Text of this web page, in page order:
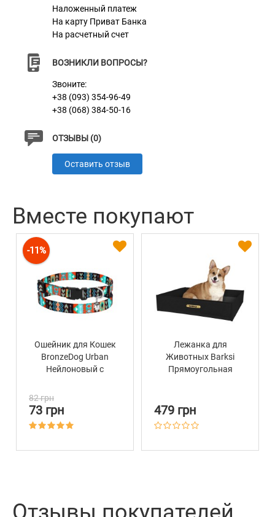
Наложенный платеж
На карту Приват Банка
На расчетный счет
ВОЗНИКЛИ ВОПРОСЫ?
Звоните:
+38 (093) 354-96-49
+38 (068) 384-50-16
ОТЗЫВЫ (0)
Оставить отзыв
Материал Пластик + Нержавеющая сталь
Цвет
Вместе покупают
-11%
Ошейник для Кошек
BronzeDog Urban
Нейлоновый с
Колокольчиком
82 грн
73 грн
Лежанка для
Животных Barksi
Прямоугольная
479 грн